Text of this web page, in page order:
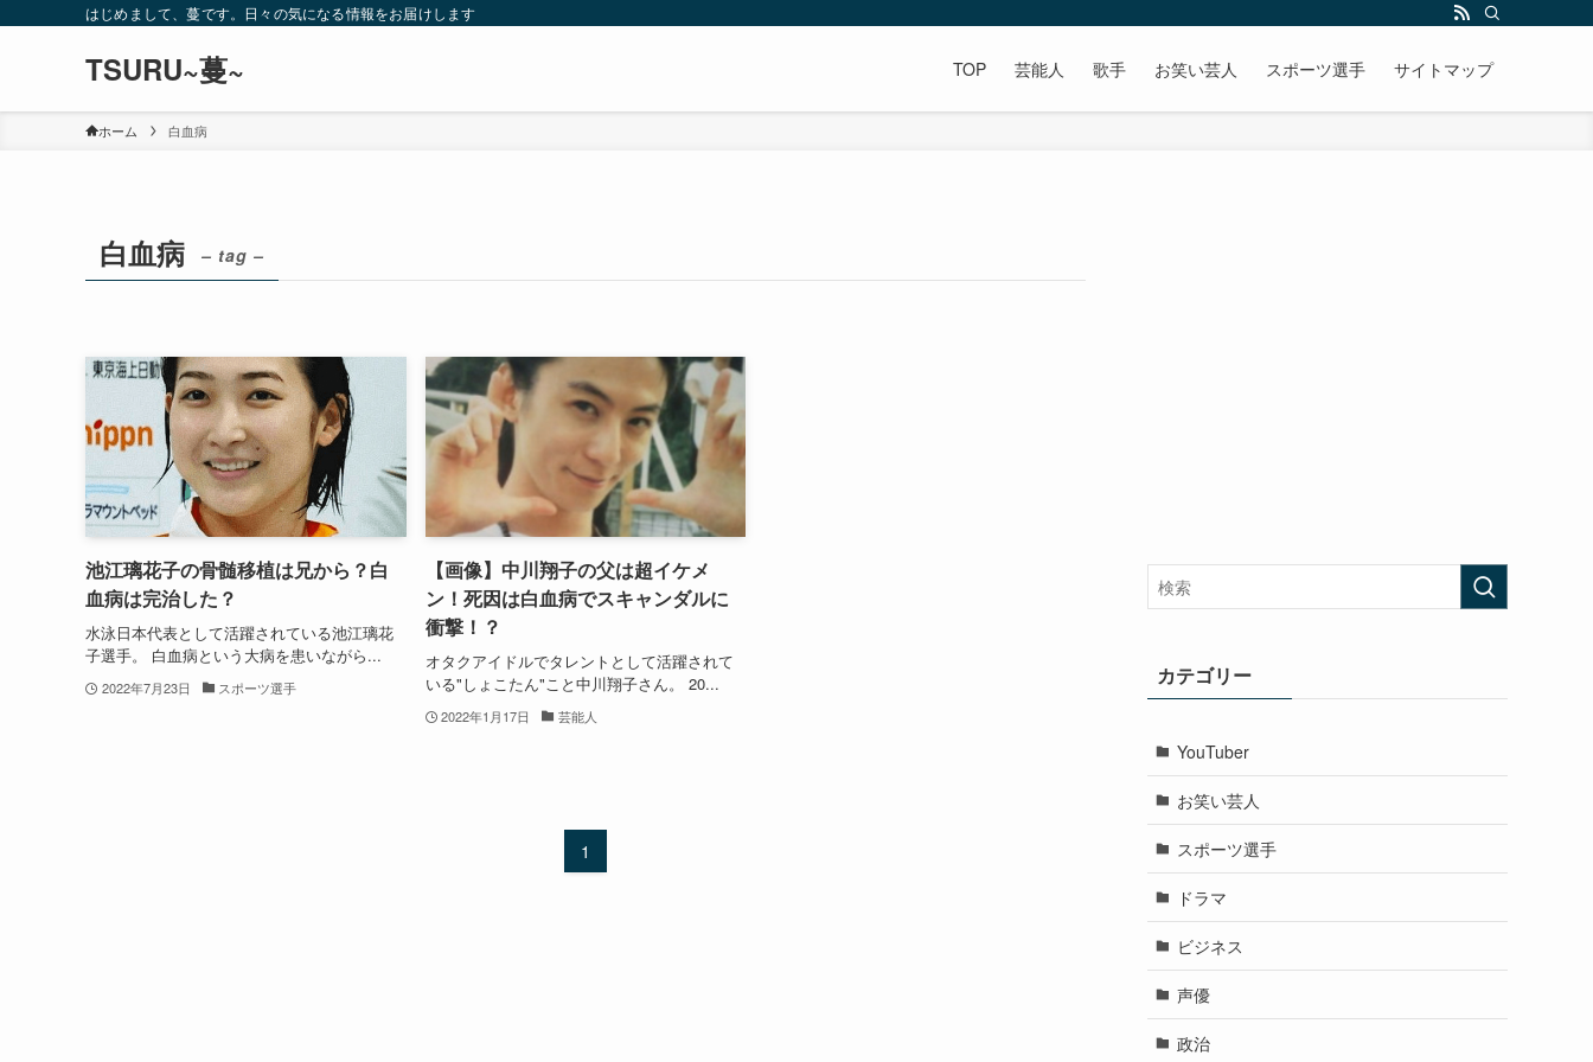
はじめまして、蔓です。日々の気になる情報をお届けします
TSURU~蔓~ TOP 芸能人 歌手 お笑い芸人 スポーツ選手 サイトマップ
ホーム 白血病
白血病 – tag –
池江璃花子の骨髄移植は兄から？白
血病は完治した？
水泳日本代表として活躍されている池江璃花
子選手。 白血病という大病を患いながら...
2022年7月23日 スポーツ選手
【画像】中川翔子の父は超イケメ
ン！死因は白血病でスキャンダルに
衝撃！？
オタクアイドルでタレントとして活躍されて
いる"しょこたん"こと中川翔子さん。 20...
2022年1月17日 芸能人
1
カテゴリー
YouTuber
お笑い芸人
スポーツ選手
ドラマ
ビジネス
声優
政治